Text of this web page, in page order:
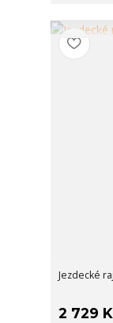
Jezdecké
2 729